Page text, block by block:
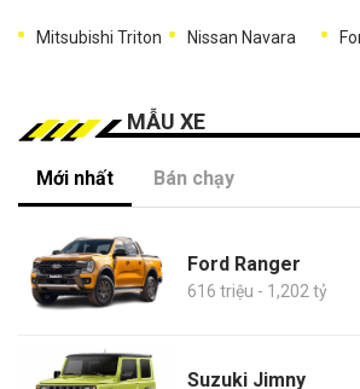
Mitsubishi Triton Nissan Navara
MẪU XE
Mới nhất Bán chạy
Ford Ranger
616 triệu - 1,202 tỷ
Suzuki Jimny